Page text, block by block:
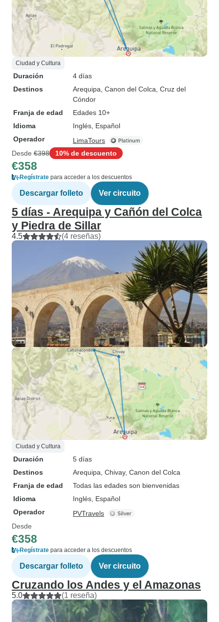
Ciudad y Cultura
Duración
4 días
Destinos
Arequipa , Canon del Colca , Cruz del
Cóndor
Franja de edad
Edades 10+
Idioma
Inglés, Español
Operador
LimaTours
Desde €398 10% de descuento
€358
Regístrate para acceder a los descuentos
Descargar folleto Ver circuito
5 días - Arequipa y Cañón del Colca
y Piedra de Sillar
4.5 (4 reseñas)
Ciudad y Cultura
Duración
5 días
Destinos
Arequipa , Chivay, Canon del Colca
Franja de edad
Todas las edades son bienvenidas
Idioma
Inglés, Español
Operador
PVTravels
Desde
€358
Regístrate para acceder a los descuentos
Descargar folleto Ver circuito
Cruzando los Andes y el Amazonas
5.0 (1 reseña)